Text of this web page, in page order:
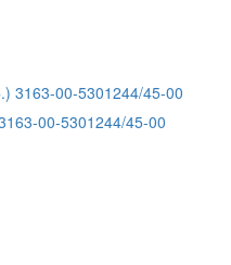
00-5301244/45-00